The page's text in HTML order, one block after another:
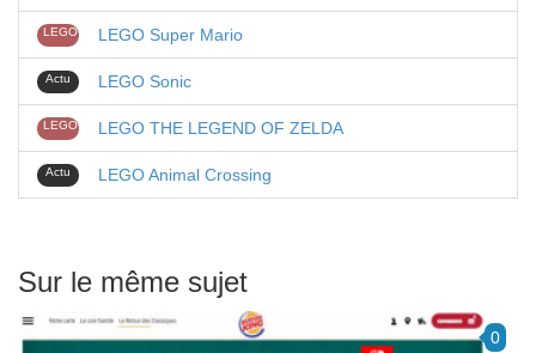
LEGO LEGO Super Mario
Actu LEGO Sonic
LEGO LEGO THE LEGEND OF ZELDA
Actu LEGO Animal Crossing
Sur le même sujet
0